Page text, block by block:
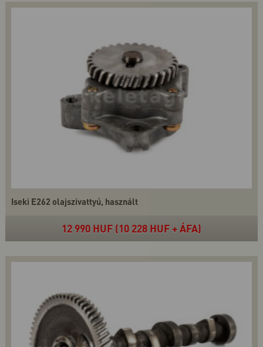
Iseki E262 olajszivattyú, használt
12 990 HUF (10 228 HUF + ÁFA)